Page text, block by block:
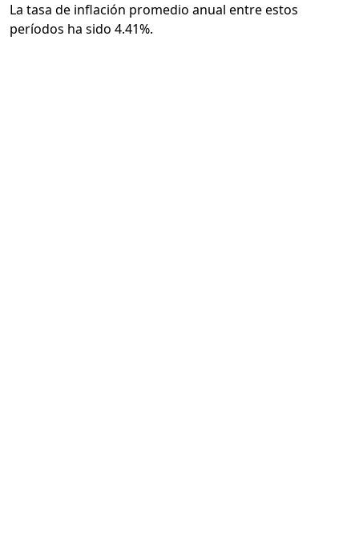
La tasa de inflación promedio anual entre estos
períodos ha sido 4.41%.